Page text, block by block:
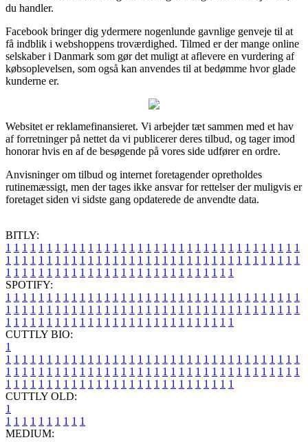
du handler.
Facebook bringer dig ydermere nogenlunde gavnlige genveje til at
få indblik i webshoppens troværdighed. Tilmed er der mange online
selskaber i Danmark som gør det muligt at aflevere en vurdering af
købsoplevelsen, som også kan anvendes til at bedømme hvor glade
kunderne er.
Websitet er reklamefinansieret. Vi arbejder tæt sammen med et hav
af forretninger på nettet da vi publicerer deres tilbud, og tager imod
honorar hvis en af de besøgende på vores side udfører en ordre.
Anvisninger om tilbud og internet foretagender opretholdes
rutinemæssigt, men der tages ikke ansvar for rettelser der muligvis er
foretaget siden vi sidste gang opdaterede de anvendte data.
BITLY:
1 1 1 1 1 1 1 1 1 1 1 1 1 1 1 1 1 1 1 1 1 1 1 1 1 1 1 1 1 1 1 1 1 1 1 1
1 1 1 1 1 1 1 1 1 1 1 1 1 1 1 1 1 1 1 1 1 1 1 1 1 1 1 1 1 1 1 1 1 1 1 1
1 1 1 1 1 1 1 1 1 1 1 1 1 1 1 1 1 1 1 1 1 1 1 1 1 1 1 1
SPOTIFY:
1 1 1 1 1 1 1 1 1 1 1 1 1 1 1 1 1 1 1 1 1 1 1 1 1 1 1 1 1 1 1 1 1 1 1 1
1 1 1 1 1 1 1 1 1 1 1 1 1 1 1 1 1 1 1 1 1 1 1 1 1 1 1 1 1 1 1 1 1 1 1 1
1 1 1 1 1 1 1 1 1 1 1 1 1 1 1 1 1 1 1 1 1 1 1 1 1 1 1 1
CUTTLY BIO:
1
1 1 1 1 1 1 1 1 1 1 1 1 1 1 1 1 1 1 1 1 1 1 1 1 1 1 1 1 1 1 1 1 1 1 1 1
1 1 1 1 1 1 1 1 1 1 1 1 1 1 1 1 1 1 1 1 1 1 1 1 1 1 1 1 1 1 1 1 1 1 1 1
1 1 1 1 1 1 1 1 1 1 1 1 1 1 1 1 1 1 1 1 1 1 1 1 1 1 1 1
CUTTLY OLD:
1
1 1 1 1 1 1 1 1 1 1
MEDIUM: